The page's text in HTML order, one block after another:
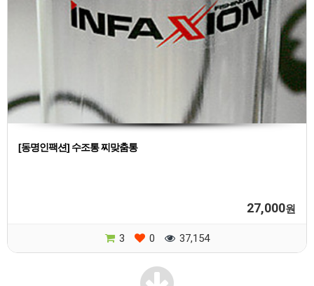
[동명인팩션] 수조통 찌맞춤통
27,000원
3 0 37,154